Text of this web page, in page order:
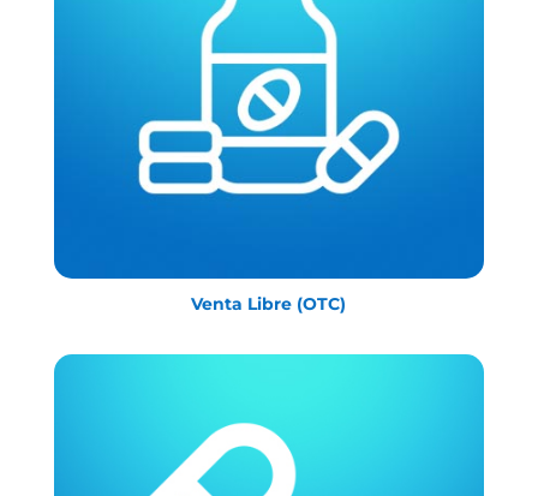
Venta Libre (OTC)